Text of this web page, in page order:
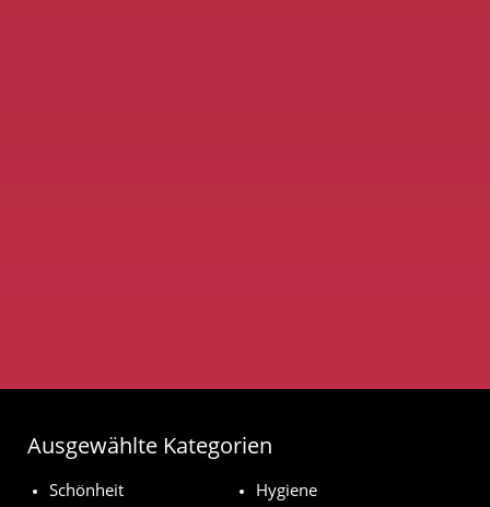
Ausgewählte Kategorien
Schönheit
Hygiene